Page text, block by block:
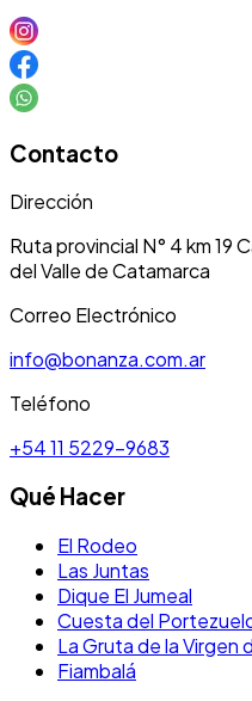
Contacto
Dirección
Ruta provincial N° 4 km 19
del Valle de Catamarca
Correo Electrónico
info@bonanza.com.ar
Teléfono
+54 11 5229-9683
Qué Hacer
El Rodeo
Las Juntas
Dique El Jumeal
Cuesta del
La Gruta de la Virgen
Fiambalá